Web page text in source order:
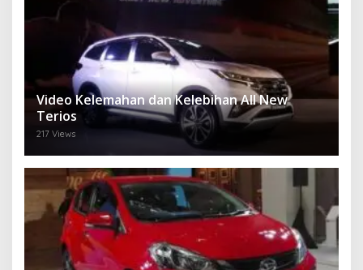
Video Kelemahan dan Kelebihan All New
Terios
217 Views